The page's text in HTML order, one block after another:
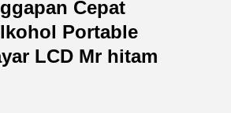
Cepat
Portable
LCD Mr hitam